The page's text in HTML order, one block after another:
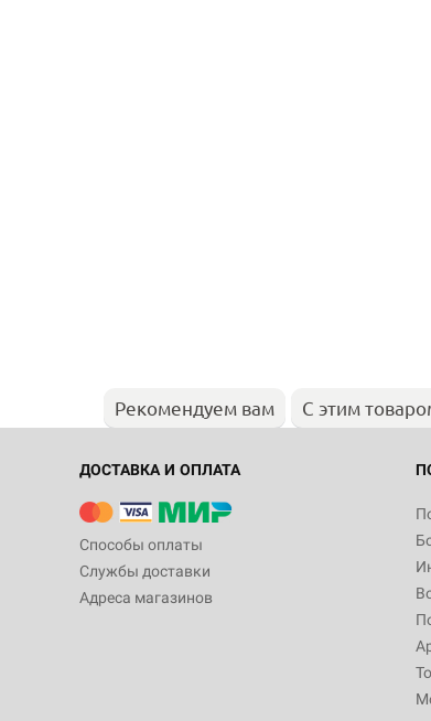
Рекомендуем вам С этим
ДОСТАВКА И ОПЛАТА
Способы оплаты
Службы доставки
Адреса магазинов